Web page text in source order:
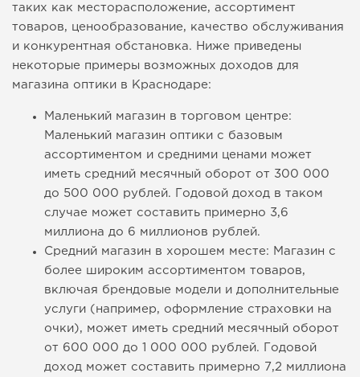
таких как месторасположение, ассортимент
товаров, ценообразование, качество обслуживания
и конкурентная обстановка. Ниже приведены
некоторые примеры возможных доходов для
магазина оптики в Краснодаре:
Маленький магазин в торговом центре:
Маленький магазин оптики с базовым
ассортиментом и средними ценами может
иметь средний месячный оборот от 300 000
до 500 000 рублей. Годовой доход в таком
случае может составить примерно 3,6
миллиона до 6 миллионов рублей.
Средний магазин в хорошем месте: Магазин с
более широким ассортиментом товаров,
включая брендовые модели и дополнительные
услуги (например, оформление страховки на
очки), может иметь средний месячный оборот
от 600 000 до 1 000 000 рублей. Годовой
доход может составить примерно 7,2 миллиона